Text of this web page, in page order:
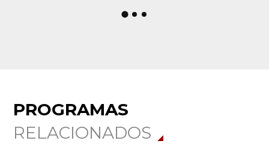
PROGRAMAS
RELACIONADOS